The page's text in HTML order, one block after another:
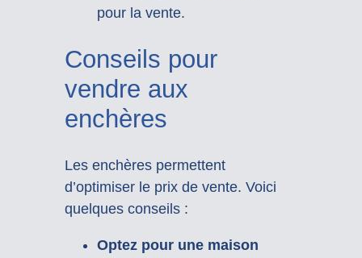
pour la vente.
Conseils pour
vendre aux
enchères
Les enchères permettent
d’optimiser le prix de vente. Voici
quelques conseils :
Optez pour une maison